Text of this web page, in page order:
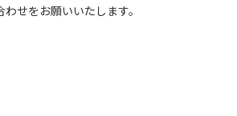
せをお願いいたします。